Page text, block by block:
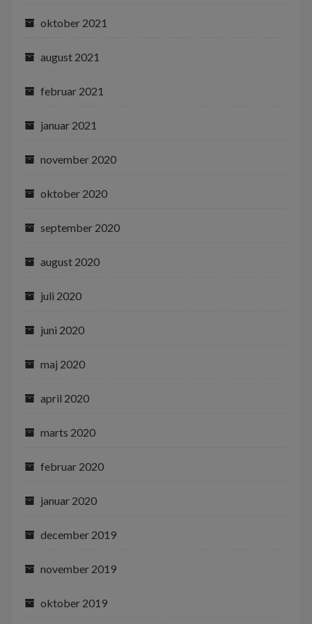
oktober 2021
august 2021
februar 2021
januar 2021
november 2020
oktober 2020
september 2020
august 2020
juli 2020
juni 2020
maj 2020
april 2020
marts 2020
februar 2020
januar 2020
december 2019
november 2019
oktober 2019